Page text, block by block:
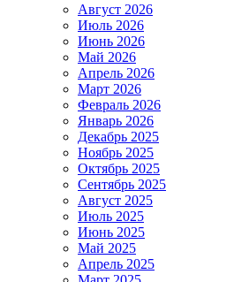
Август 2026
Июль 2026
Июнь 2026
Май 2026
Апрель 2026
Март 2026
Февраль 2026
Январь 2026
Декабрь 2025
Ноябрь 2025
Октябрь 2025
Сентябрь 2025
Август 2025
Июль 2025
Июнь 2025
Май 2025
Апрель 2025